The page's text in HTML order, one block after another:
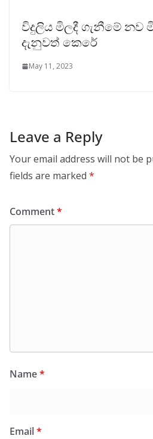
විදුලිය මිලදී ගැනීමේ නව
දැනුවත් කෙරේ
May 11, 2023
Leave a Reply
Your email address will not be
fields are marked *
Comment*
Name*
Email*